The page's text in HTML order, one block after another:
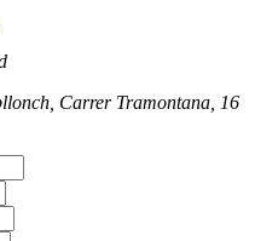
Carrer Tramontana, 16